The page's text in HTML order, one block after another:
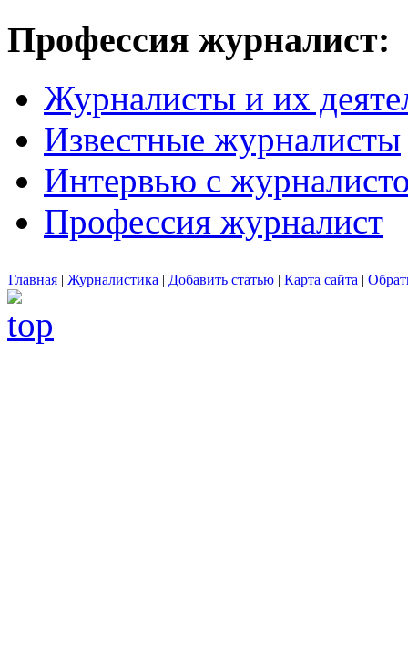
Профессия журналист:
Журналисты и их
Известные журналисты
Интервью с
Профессия журналист
Главная | Журналистика | Добавить статью | Карта сайта |